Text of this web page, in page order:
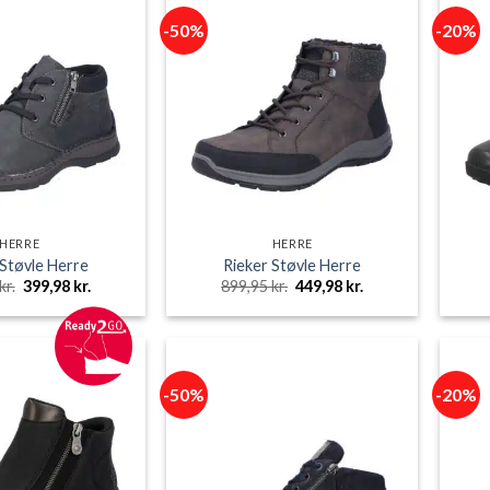
HERRE
Herre
Den
oprindelige
pris
799,95 kr..
399,98 kr.
pris
er:
399,98 kr..
-50%
HERRE
Rieker Støvle Herre
899,95kr. Den
oprindelige
pris
449,98 kr.
pris
-20%
-50% -20%